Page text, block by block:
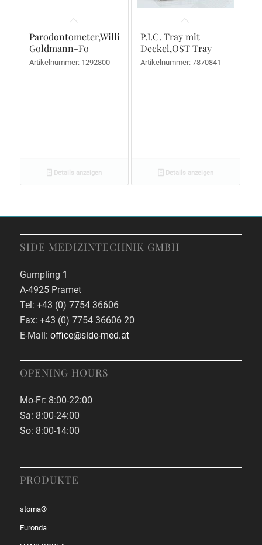
Parodontometer,Williams-
Goldmann-Fo
Artikelnummer: 1292800
Details anzeigen
P.I.C. Tray mit
Deckel,OST Tray
Artikelnummer: 7870841
Details anzeigen
SIDE MEDIZINTECHNIK GMBH
Gumpling 1
A-4925 Pramet
Tel: +43 (0) 7754 36606
Fax: +43 (0) 7754 36606 20
E-Mail: office@side-med.at
OPENING HOURS
Mo-Fr: 8:00-22:00
Sa: 8:00-24:00
So: 8:00-14:00
PRODUKTE
stoma®
Euronda